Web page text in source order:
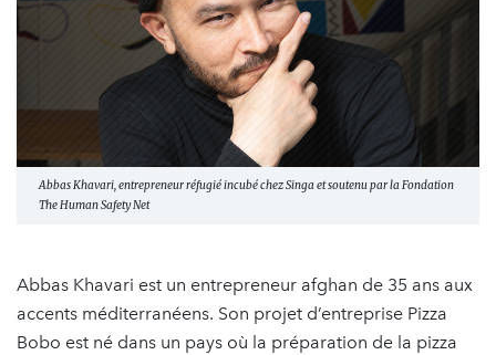
Abbas Khavari, entrepreneur réfugié incubé chez Singa et soutenu par la Fondation
The Human Safety Net
Abbas Khavari est un entrepreneur afghan de 35 ans aux
accents méditerranéens. Son projet d’entreprise Pizza
Bobo est né dans un pays où la préparation de la pizza